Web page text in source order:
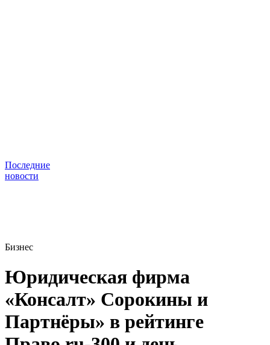
Последние
новости
Бизнес
Юридическая фирма
«Консалт» Сорокины и
Партнёры» в рейтинге